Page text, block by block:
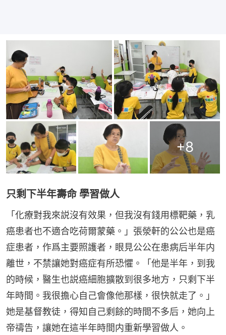
+8
只剩下半年壽命 學習做人
「化療對我來説沒有效果，但我沒有錢用標靶藥，乳
癌患者也不適合吃荷爾蒙藥。」張滎軒的公公也是癌
症患者，作爲主要照護者，眼見公公在患病后半年内
離世，不禁讓她對癌症有所恐懼。「他是半年，到我
的時候，醫生也説癌細胞擴散到很多地方，只剩下半
年時間。我很擔心自己會像他那樣，很快就走了。」
她是基督教徒，得知自己剩餘的時間不多后，她向上
帝禱告，讓她在這半年時間内重新學習做人。